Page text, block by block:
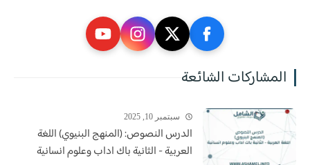
المشاركات الشائعة
سبتمبر 10, 2025
الدرس النصوص: (المنهج البنيوي) اللغة
العربية - الثانية باك اداب وعلوم انسانية